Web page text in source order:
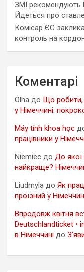
ЗМІ рекомендують
Йдеться про
Комісар ЄС
контроль на
Коментарі
Olha до Що робити,
у Німеччині:
Máy tính khoa học
працівники у
Niemiec до До якої
найкраще?
Liudmyla до Як
проїзний у
Впродовж квітня
Deutschlandticket •
в Німеччині до